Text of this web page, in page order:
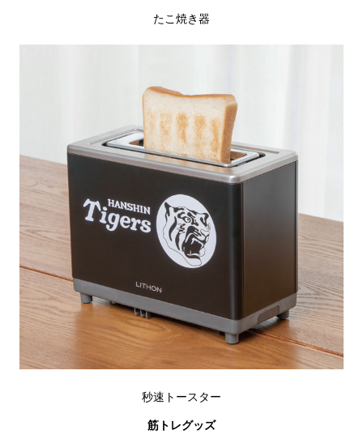
たこ焼き器
秒速トースター
筋トレグッズ